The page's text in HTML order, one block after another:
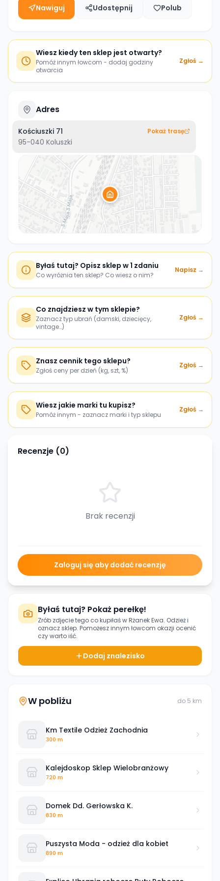
Nawiguj Udostępnij Polub
Wiesz kiedy ten sklep jest otwarty?
Pomóż innym łowcom - dodaj godziny
otwarcia
Zgłoś →
Adres
Kościuszki 71
95-040 Koluszki
Pokaż trasę
Byłaś tutaj? Opisz sklep w 1 zdaniu
Co wyróżnia ten sklep? Co wiesz o nim?
Napisz →
Co znajdziesz w tym sklepie?
Zaznacz typ ubrań (damski, dziecięcy,
vintage…)
Zgłoś →
Znasz cennik tego sklepu?
Zgłoś ceny per dzień (kg, szt, %)
Zgłoś →
Wiesz jakie marki tu kupisz?
Pomóż innym - zaznacz marki i typ sklepu
Zgłoś →
Recenzje (0)
Brak recenzji
Zaloguj się aby dodać recenzję
Byłaś tutaj? Pokaż perełkę!
Zrób zdjęcie tego co kupiłaś wRżanek Ewa. Odzieżi
oznacz sklep. Pomożesz innym łowcom okazji ocenić
czy warto iść.
Dodaj znalezisko
W pobliżu do 5 km
Km Textile Odzież Zachodnia
300 m
Kalejdoskop Sklep Wielobranżowy
720 m
Domek Dd. Gerłowska K.
830 m
Puszysta Moda - odzież dla kobiet
890 m